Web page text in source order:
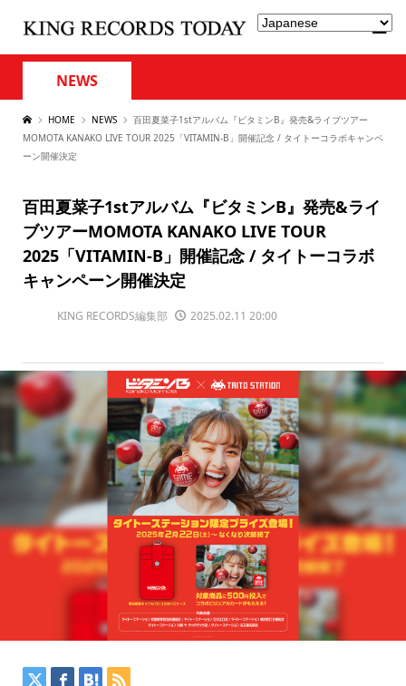
NEWS
HOME NEWS
百田夏菜子1stアルバム『ビタミンB』発売&ライブツアー
MOMOTA KANAKO LIVE TOUR 2025「VITAMIN-B」開催記念 / タイトーコラボキャンペ
ーン開催決定
百田夏菜子1stアルバム『ビタミンB』発売&ライ
ブツアーMOMOTA KANAKO LIVE TOUR
2025「VITAMIN-B」開催記念 / タイトーコラボ
キャンペーン開催決定
KING RECORDS編集部 2025.02.11 20:00